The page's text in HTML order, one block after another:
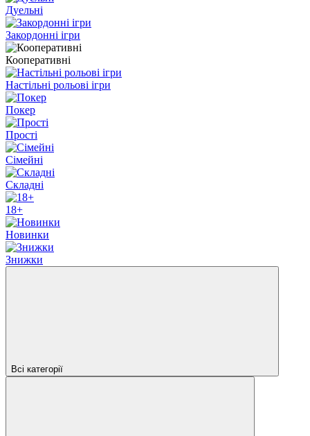
Дуельні
Закордонні iгри
Кооперативні
Настільні рольові ігри
Покер
Прості
Cімейні
Складні
18+
Новинки
Знижки
Всі категорії